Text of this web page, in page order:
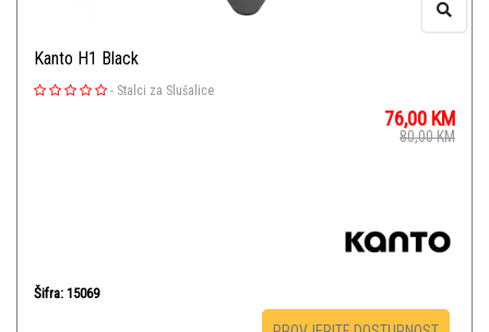
Kanto H1 Black
- Stalci za Slušalice
76,00 KM
80,00KM
Šifra: 15069